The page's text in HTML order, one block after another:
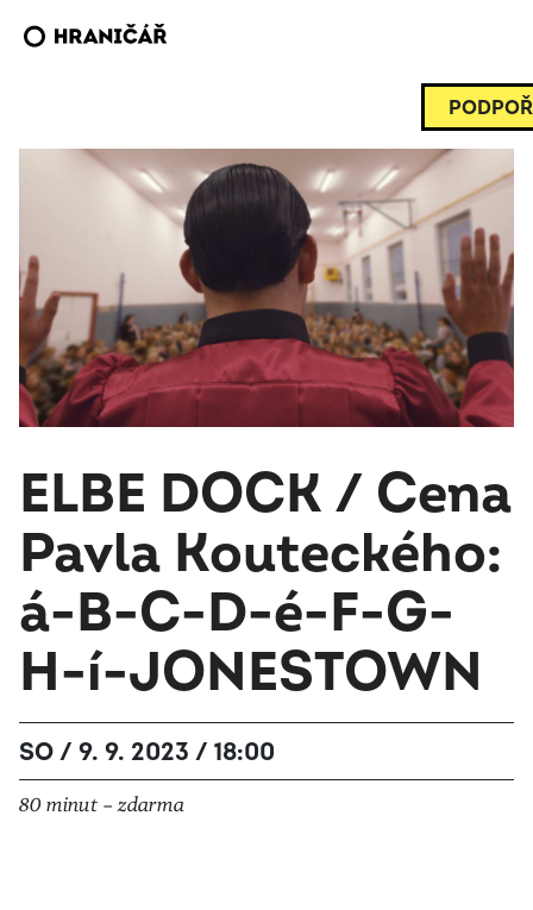
ELBE DOCK / Cena
Pavla Kouteckého:
á-B-C-D-é-F-G-
H-í-JONESTOWN
SO / 9. 9. 2023 / 18:00
80 minut – zdarma